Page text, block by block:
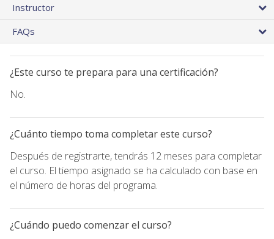
Instructor
FAQs
¿Este curso te prepara para una certificación?
No.
¿Cuánto tiempo toma completar este curso?
Después de registrarte, tendrás 12 meses para completar
el curso. El tiempo asignado se ha calculado con base en
el número de horas del programa.
¿Cuándo puedo comenzar el curso?